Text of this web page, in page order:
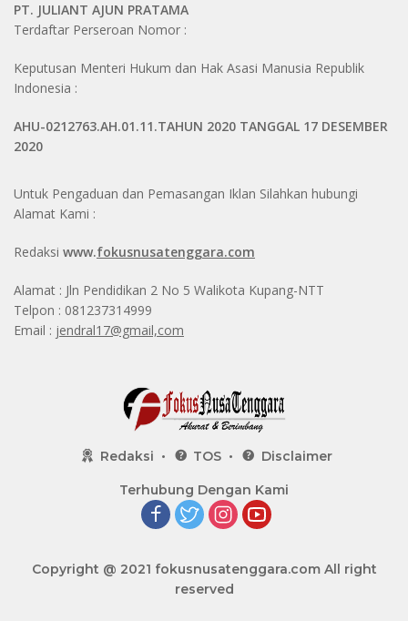
PT. JULIANT AJUN PRATAMA
Terdaftar Perseroan Nomor :
Keputusan Menteri Hukum dan Hak Asasi Manusia Republik
Indonesia :
AHU-0212763.AH.01.11.TAHUN 2020 TANGGAL 17 DESEMBER
2020
Untuk Pengaduan dan Pemasangan Iklan Silahkan hubungi
Alamat Kami :
Redaksi www.fokusnusatenggara.com
Alamat : Jln Pendidikan 2 No 5 Walikota Kupang-NTT
Telpon : 081237314999
Email : jendral17@gmail,com
Redaksi TOS Disclaimer
Terhubung Dengan Kami
Copyright @ 2021 fokusnusatenggara.comAll right
reserved